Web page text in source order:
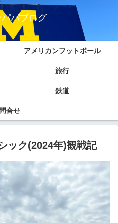
パパブログ
アメリカンフットボール
旅行
鉄道
合せ
ック(2024年)観戦記